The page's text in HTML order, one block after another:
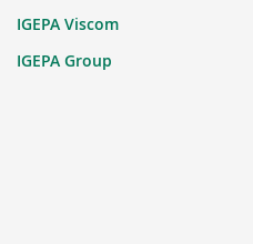
IGEPA Viscom
IGEPA Group